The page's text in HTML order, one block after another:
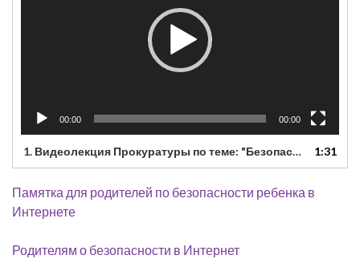
00:00 00:00
1. Видеолекция Прокуратуры по теме: "Безопасность в сети Интернет" 1:31
Памятка для родителей по безопасности ребенка в
Интернете
Родителям о безопасности в Интернет